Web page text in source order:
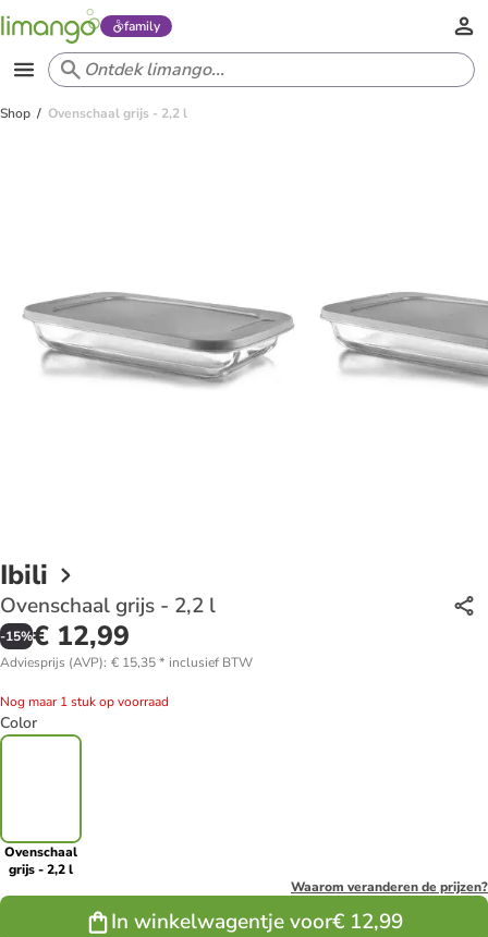
family
Shop Ovenschaal grijs - 2,2 l
Ibili
Ovenschaal grijs - 2,2 l
-15%€ 12,99
Adviesprijs (AVP): € 15,35* inclusief BTW
Nog maar 1 stuk op voorraad
Color
Ovenschaal
grijs - 2,2 l
Waarom veranderen de prijzen?
In winkelwagentje voor€ 12,99